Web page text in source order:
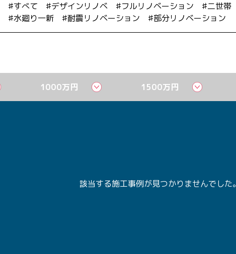
すべて デザインリノベ フルリノベーション 二世帯
水廻り一新
耐震リノベーション 部分リノベーション
1000万円 1500万円
該当する施工事例が見つかりませんでした。